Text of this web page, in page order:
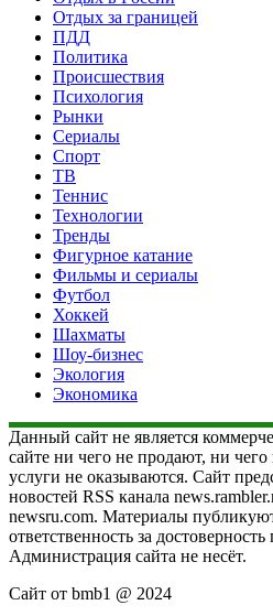
Отдых за границей
ПДД
Политика
Происшествия
Психология
Рынки
Сериалы
Спорт
ТВ
Теннис
Технологии
Тренды
Фигурное катание
Фильмы и сериалы
Футбол
Хоккей
Шахматы
Шоу-бизнес
Экология
Экономика
Данный сайт не является
сайте ни чего не продают, ни
услуги не оказываются. Сайт
новостей RSS канала
newsru.com. Материалы
ответственность за
Администрация сайта не несёт.
Сайт от bmb1 @ 2024